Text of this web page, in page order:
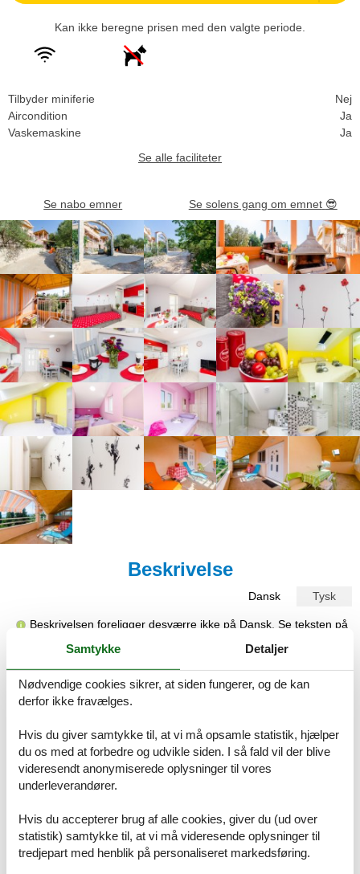
Kan ikke beregne prisen med den valgte periode.
Tilbyder miniferie
Nej
Aircondition
Ja
Vaskemaskine
Ja
Se alle faciliteter
Se nabo emner Se solens gang om emnet 😎
Beskrivelse
Dansk Tysk
Beskrivelsen foreligger desværre ikke på Dansk. Se teksten på
Tysk nedenfor, eller se den maskinoversatte tekst på
Ferienwohnungen mit Parkplatz Banici, Dubrovnik - 23176, 2-
Zimmer-Ferienwohnung mit Terrasse und Meerblick Banici,
Dubrovnik A-23176-b
Die Unterkunft 23176 in Banici auf der Dubrovnik Riviera in
Süddalmatien bietet Platz für bis zu 9 Schlafplätze in zwei
separaten Apartments. Sie erreichen die Unterkunft bequem mit
dem Auto und profitieren von kostenfreiem privaten Parkplatz. Auf
dem 100 m² großen Außenbereich gibt es einen eigenen Bereich
Handtücher, Toilettenartikel, ein Haartrockner, ein Bügeleisen mit
Bügelbrett sowie Liegestühle zur Verfügung. Die Kommunikation
mit dem Gastgeber ist auf Englisch und Kroatisch möglich. Die
Samtykke Detaljer
Nødvendige cookies sikrer, at siden fungerer, og de kan
derfor ikke fravælges.
Hvis du giver samtykke til, at vi må opsamle statistik, hjælper
du os med at forbedre og udvikle siden. I så fald vil der blive
videresendt anonymiserede oplysninger til vores
underleverandører.
Hvis du accepterer brug af alle cookies, giver du (ud over
statistik) samtykke til, at vi må videresende oplysninger til
tredjepart med henblik på personaliseret markedsføring.